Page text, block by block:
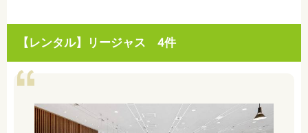
【レンタル】リージャス 4件